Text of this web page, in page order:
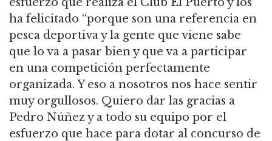
ha felicitado “porque son una referencia en
pesca deportiva y la gente que viene sabe
que lo va a pasar bien y que va a participar
en una competición perfectamente
organizada. Y eso a nosotros nos hace sentir
muy orgullosos. Quiero dar las gracias a
Pedro Núñez y a todo su equipo por el
esfuerzo que hace para dotar al concurso de